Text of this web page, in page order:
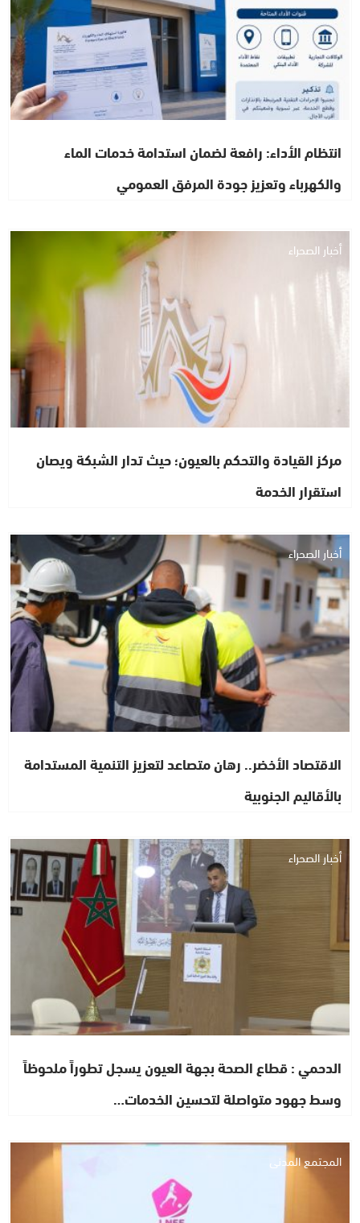
انتظام الأداء: رافعة لضمان استدامة خدمات الماء
والكهرباء وتعزيز جودة المرفق العمومي
أخبار الصحراء
مركز القيادة والتحكم بالعيون؛ حيث تدار الشبكة ويصان
استقرار الخدمة
أخبار الصحراء
الاقتصاد الأخضر.. رهان متصاعد لتعزيز التنمية المستدامة
بالأقاليم الجنوبية
أخبار الصحراء
الدحمي : قطاع الصحة بجهة العيون يسجل تطوراً ملحوظاً
وسط جهود متواصلة لتحسين الخدمات…
المجتمع المدني